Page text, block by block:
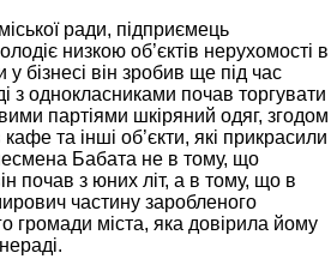
ради, підприємець
низкою об’єктів нерухомості в
бізнесі він зробив ще під час
з однокласниками почав торгувати
партіями шкіряний одяг, згодом
та інші об’єкти, які прикрасили
Бабата не в тому, що
почав з юних літ, а в тому, що в
частину заробленого
громади міста, яка довірила йому